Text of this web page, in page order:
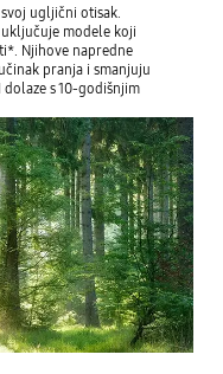
ugljični otisak.
modele koji
Njihove napredne
pranja i smanjuju
s 10-godišnjim